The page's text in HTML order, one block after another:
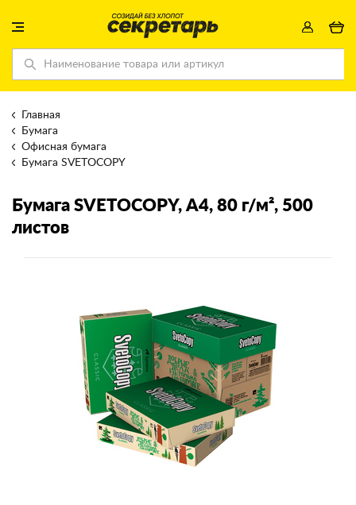
Главная
Бумага
Офисная бумага
Бумага SVETOCOPY
Бумага SVETOCOPY, А4, 80 г/м², 500
листов